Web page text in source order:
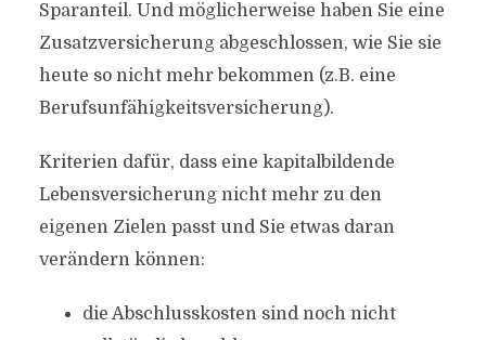
Sparanteil. Und möglicherweise haben Sie eine
Zusatzversicherung abgeschlossen, wie Sie sie
heute so nicht mehr bekommen (z.B. eine
Berufsunfähigkeitsversicherung).
Kriterien dafür, dass eine kapitalbildende
Lebensversicherung nicht mehr zu den
eigenen Zielen passt und Sie etwas daran
verändern können:
die Abschlusskosten sind noch nicht